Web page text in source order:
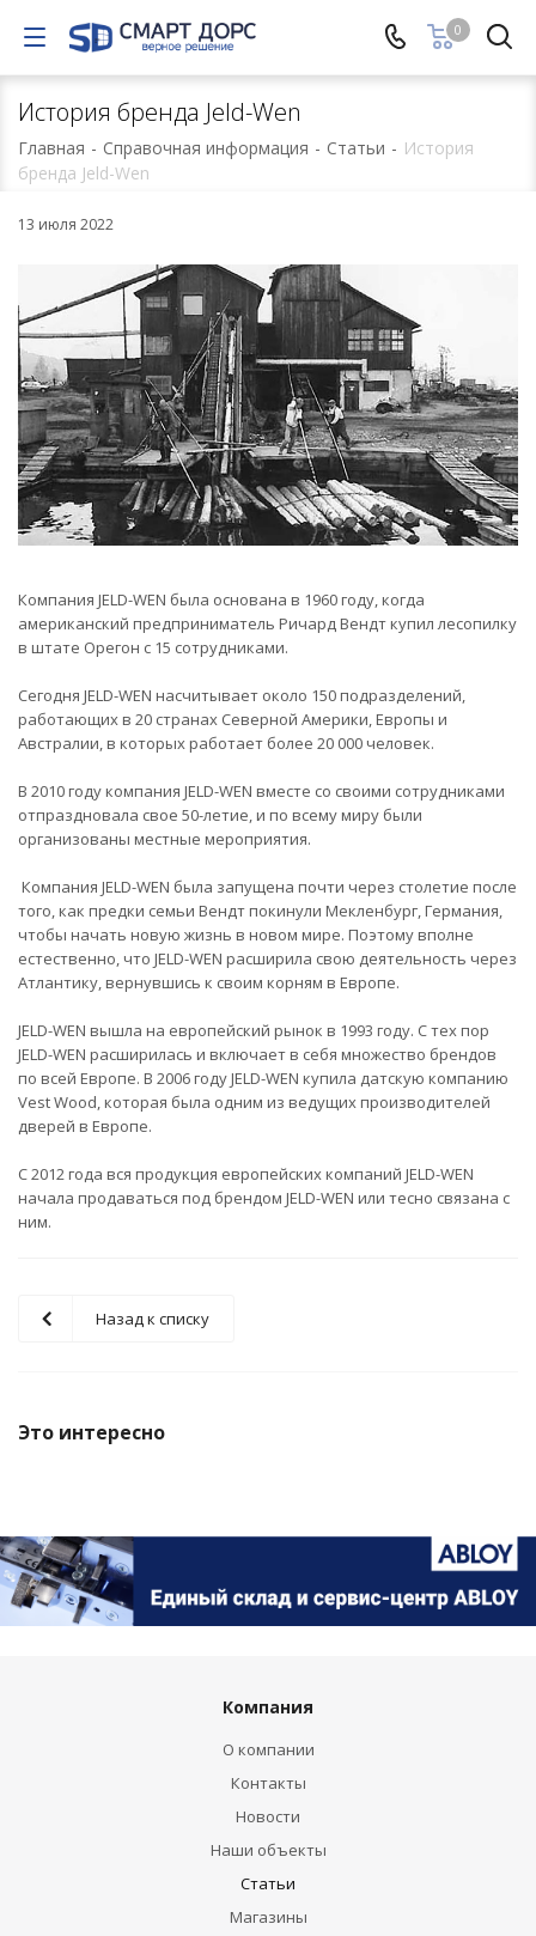
0
История бренда Jeld-Wen
Главная - Справочная информация - Статьи - История
бренда Jeld-Wen
13 июля 2022
Компания JELD-WEN была основана в 1960 году, когда
американский предприниматель Ричард Вендт купил лесопилку
в штате Орегон с 15 сотрудниками.
Сегодня JELD-WEN насчитывает около 150 подразделений,
работающих в 20 странах Северной Америки, Европы и
Австралии, в которых работает более 20 000 человек.
В 2010 году компания JELD-WEN вместе со своими сотрудниками
отпраздновала свое 50-летие, и по всему миру были
организованы местные мероприятия.
Компания JELD-WEN была запущена почти через столетие после
того, как предки семьи Вендт покинули Мекленбург, Германия,
чтобы начать новую жизнь в новом мире. Поэтому вполне
естественно, что JELD-WEN расширила свою деятельность через
Атлантику, вернувшись к своим корням в Европе.
JELD-WEN вышла на европейский рынок в 1993 году. С тех пор
JELD-WEN расширилась и включает в себя множество брендов
по всей Европе. В 2006 году JELD-WEN купила датскую компанию
Vest Wood, которая была одним из ведущих производителей
дверей в Европе.
С 2012 года вся продукция европейских компаний JELD-WEN
начала продаваться под брендом JELD-WEN или тесно связана с
ним.
Назад к списку
Это интересно
Компания
О компании
Контакты
Новости
Наши объекты
Статьи
Магазины